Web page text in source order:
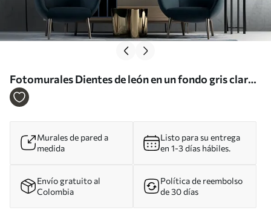
Fotomurales Dientes de león en un fondo gris claro
Nr. u93968
Murales de pared a
medida
Listo para su entrega
en 1-3 días hábiles.
Envío gratuito al
Colombia
Política de reembolso
de 30 días